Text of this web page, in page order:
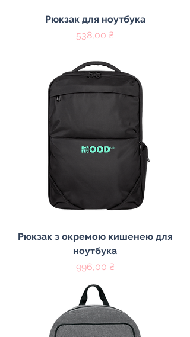
Рюкзак для ноутбука
Ціна
538,00 ₴
Рюкзак з окремою кишенею для
ноутбука
Ціна
996,00 ₴